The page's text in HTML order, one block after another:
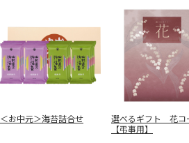
＜お中元＞海苔詰合せ
選べるギフト 花コ
【弔事用】